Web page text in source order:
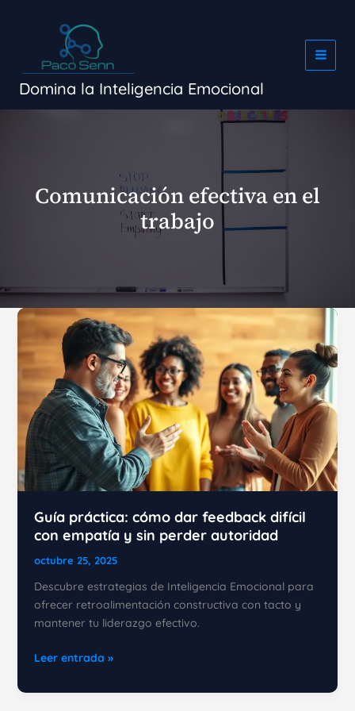
Domina la Inteligencia Emocional
Comunicación efectiva en el
trabajo
Guía práctica: cómo dar feedback difícil
con empatía y sin perder autoridad
octubre 25, 2025
Descubre estrategias de Inteligencia Emocional para
ofrecer retroalimentación constructiva con tacto y
mantener tu liderazgo efectivo.
Guía
cómo
Leer entrada »